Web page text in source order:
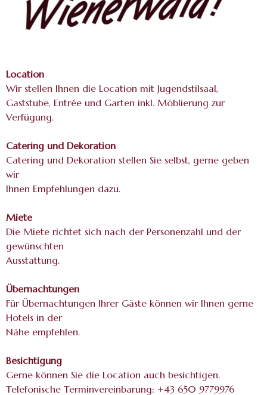
Location
Wir stellen Ihnen die Location mit Jugendstilsaal,
Gaststube, Entrée und Garten inkl. Möblierung zur
Verfügung.
Catering und Dekoration
Catering und Dekoration stellen Sie selbst, gerne geben
wir
Ihnen Empfehlungen dazu.
Miete
Die Miete richtet sich nach der Personenzahl und der
gewünschten
Ausstattung.
Übernachtungen
Für Übernachtungen Ihrer Gäste können wir Ihnen gerne
Hotels in der
Nähe empfehlen.
Besichtigung
Gerne können Sie die Location auch besichtigen.
Telefonische Terminvereinbarung: +43 650 9779976